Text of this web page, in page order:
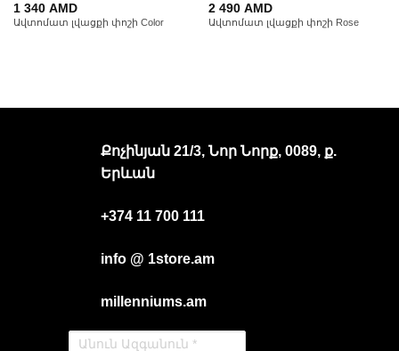
1 340 AMD
Ավտոմատ լվացքի փոշի Color
2 490 AMD
Ավտոմատ լվացքի փոշի Rose
Քոչինյան 21/3, Նոր Նորք, 0089, ք.
Երևան
+374 11 700 111
info @ 1store.am
millenniums.am